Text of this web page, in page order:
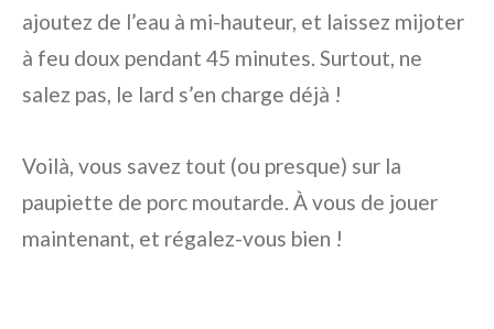
ajoutez de l’eau à mi-hauteur, et laissez mijoter
à feu doux pendant 45 minutes. Surtout, ne
salez pas, le lard s’en charge déjà !
Voilà, vous savez tout (ou presque) sur la
paupiette de porc moutarde. À vous de jouer
maintenant, et régalez-vous bien !